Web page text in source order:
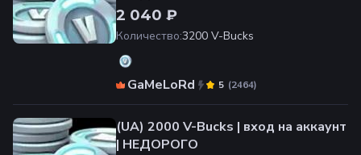
2 040 ₽
Количество:3200 V-Bucks
GaMeLoRd (2464)
5
(UA) 2000 V-Bucks | вход на аккаунт
| НЕДОРОГО